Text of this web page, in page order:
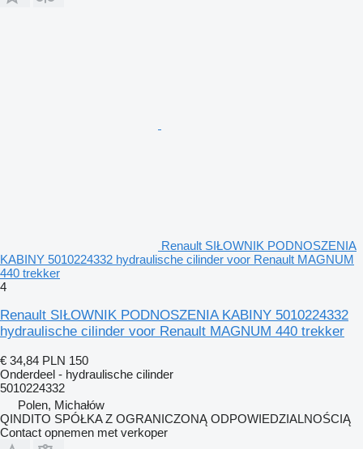
Renault SIŁOWNIK PODNOSZENIA
KABINY 5010224332 hydraulische cilinder voor Renault MAGNUM
440 trekker
4
Renault SIŁOWNIK PODNOSZENIA KABINY 5010224332
hydraulische cilinder voor Renault MAGNUM 440 trekker
€ 34,84 PLN 150
Onderdeel - hydraulische cilinder
5010224332
Polen, Michałów
QINDITO SPÓŁKA Z OGRANICZONĄ ODPOWIEDZIALNOŚCIĄ
Contact opnemen met verkoper